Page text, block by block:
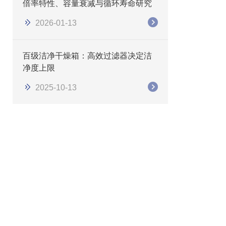
倍率特性、容量衰减与循环寿命研究
2026-01-13
百级洁净干燥箱：高效过滤器决定洁
净度上限
2025-10-13